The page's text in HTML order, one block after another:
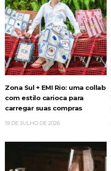
Zona Sul + EMI Rio: uma collab
com estilo carioca para
carregar suas compras
19 DE JULHO DE 2026